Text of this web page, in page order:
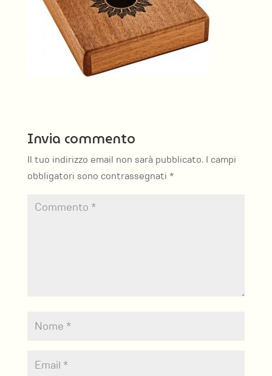
Invia commento
Il tuo indirizzo email non sarà pubblicato. I campi
obbligatori sono contrassegnati *